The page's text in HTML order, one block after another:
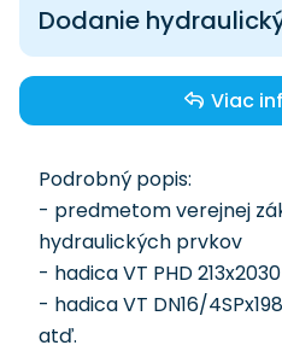
Dodanie
Viac
Podrobný popis:
- predmetom verejnej
hydraulických prvkov
- hadica VT PHD
- hadica VT DN16/
atď.